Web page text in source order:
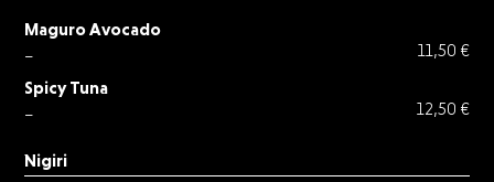
Maguro Avocado
11,50 €
Spicy Tuna
12,50 €
Nigiri